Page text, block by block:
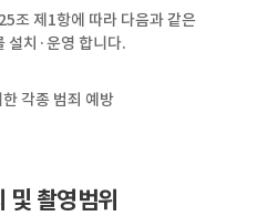
조 제1항에 따라 다음과 같은
설치·운영 합니다.
각종 범죄 예방
및 촬영범위